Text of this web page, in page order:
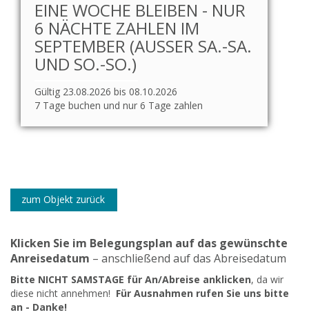
EINE WOCHE BLEIBEN - NUR
6 NÄCHTE ZAHLEN IM
SEPTEMBER (AUSSER SA.-SA. U
ND SO.-SO.)
Gültig 23.08.2026 bis 08.10.2026
7 Tage buchen und nur 6 Tage zahlen
zum Objekt zurück
Klicken Sie im Belegungsplan auf das gewünschte
Anreisedatum – anschließend auf das Abreisedatum
Bitte NICHT SAMSTAGE für An/Abreise anklicken, da wir
diese nicht annehmen! Für Ausnahmen rufen Sie uns bitte
an - Danke!